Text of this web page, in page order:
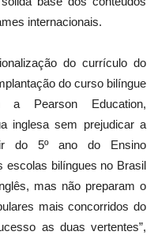
internacionais.
do currículo do
do curso bilíngue
a Pearson Education,
inglesa sem prejudicar a
do 5º ano do Ensino
escolas bilíngues no Brasil
mas não preparam o
mais concorridos do
as duas vertentes”,